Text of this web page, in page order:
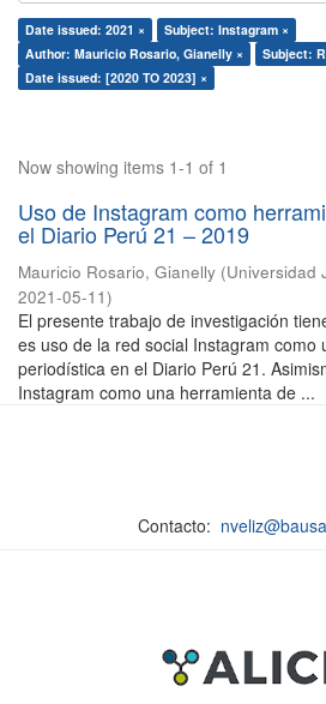
Date issued: 2021 ×
Subject: Instagram ×
Author: Mauricio Rosario, Gianelly ×
Subject:
Date issued: [2020 TO 2023] ×
Now showing items 1-1 of 1
Uso de Instagram como
el Diario Perú 21 – 2019
Mauricio Rosario, Gianelly (Universidad
2021-05-11)
El presente trabajo de investigación
es uso de la red social Instagram como
periodística en el Diario Perú 21.
Instagram como una herramienta de ...
Contacto: